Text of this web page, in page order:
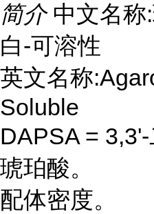
简介 中文名称
白-可溶性
英文名称
Soluble
DAPSA =
琥珀酸。
配体密度。